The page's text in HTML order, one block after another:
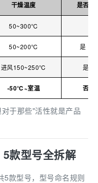
干燥温度 是否液
50~300℃
50~200℃ 是（
进风150~250℃ 是（
-50℃~室温 否（
于那些"活性就是产品
款型号全拆解
5款型号，型号命名规则